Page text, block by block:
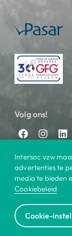
Volg ons!
Bestemmingen |
Intersoc vzw
advertenties te
media te bieden
Cookiebeleid
Cookie-